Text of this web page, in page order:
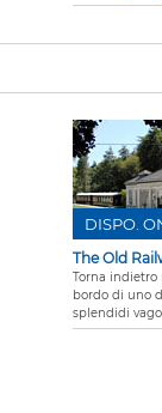
The Old
Torna indietro
bordo di uno
splendidi
DISPO.